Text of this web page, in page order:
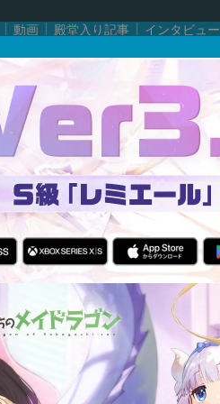
動画 殿堂入り記事 インタビュー